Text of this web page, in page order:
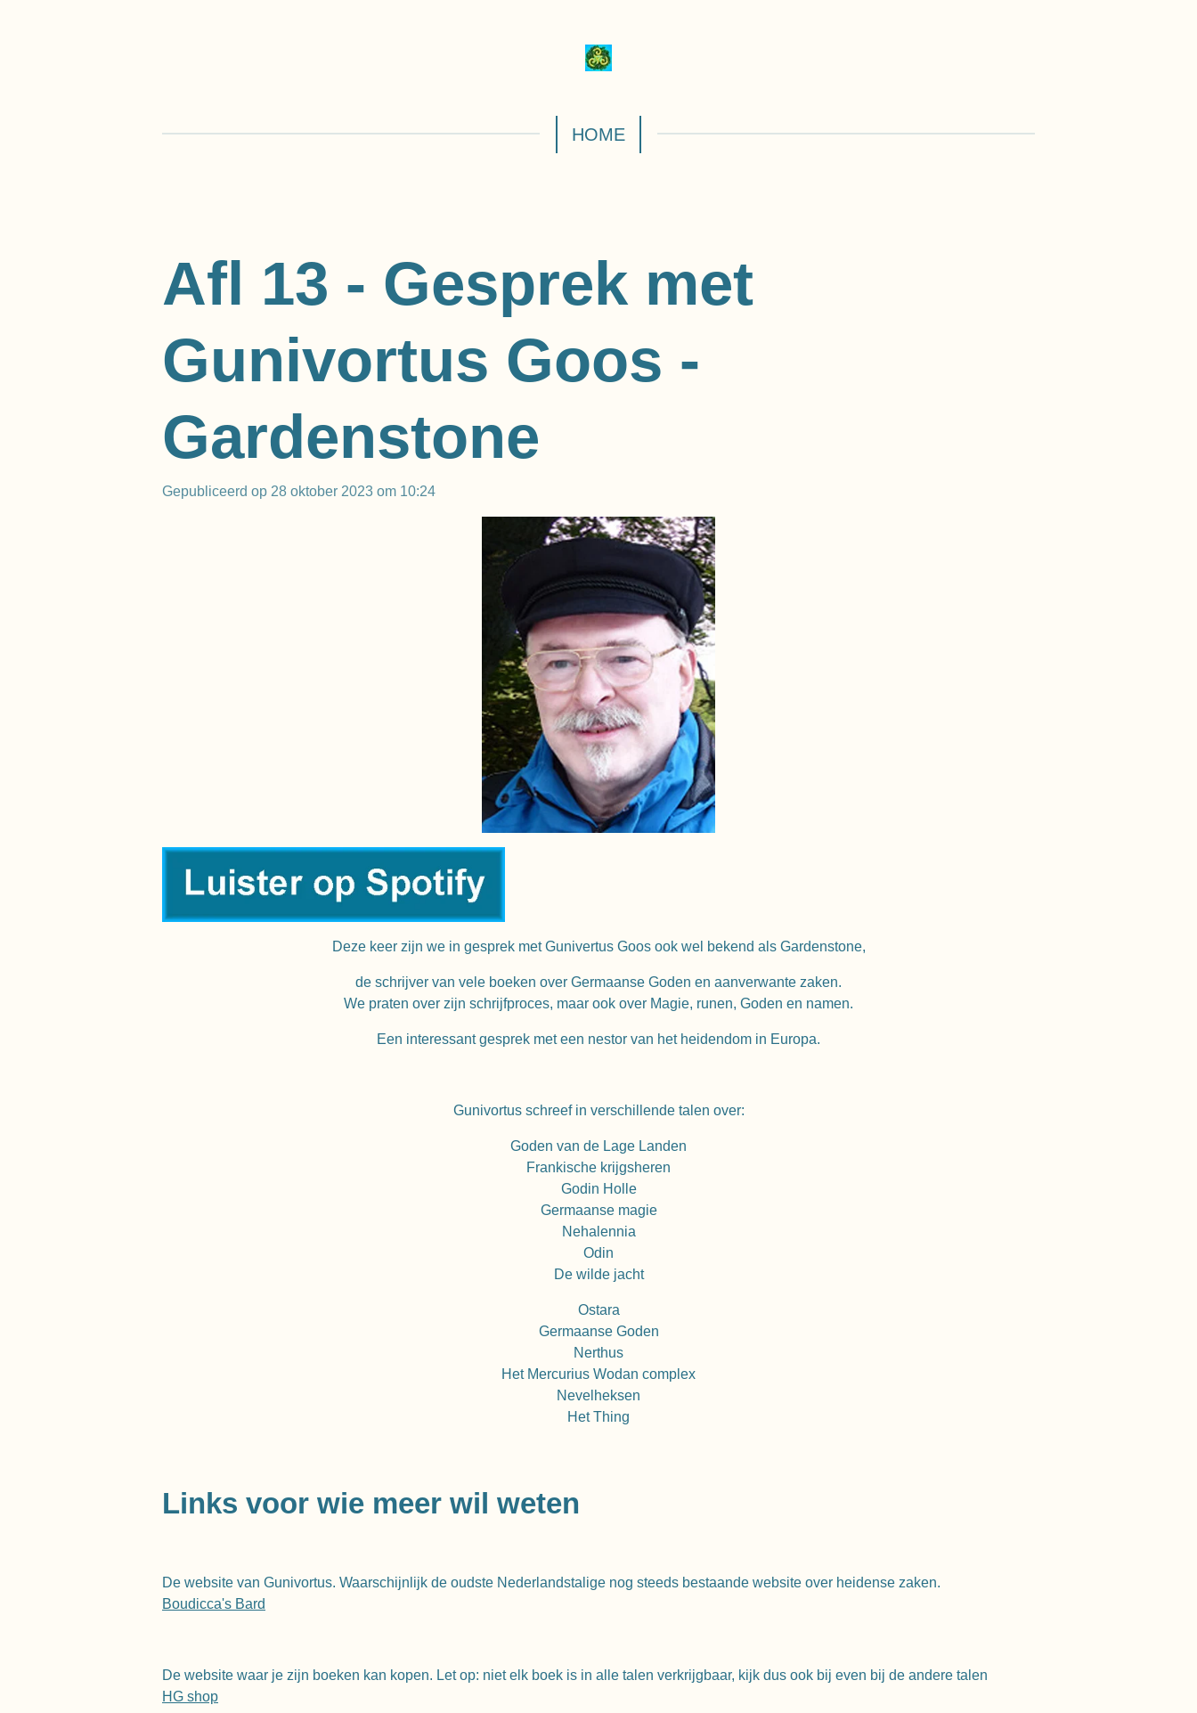
HOME
Afl 13 - Gesprek met
Gunivortus Goos -
Gardenstone
Gepubliceerd op 28 oktober 2023 om 10:24
Deze keer zijn we in gesprek met Gunivertus Goos ook wel bekend als Gardenstone,
de schrijver van vele boeken over Germaanse Goden en aanverwante zaken.
We praten over zijn schrijfproces, maar ook over Magie, runen, Goden en namen.
Een interessant gesprek met een nestor van het heidendom in Europa.
Gunivortus schreef in verschillende talen over:
Goden van de Lage Landen
Frankische krijgsheren
Godin Holle
Germaanse magie
Nehalennia
Odin
De wilde jacht
Ostara
Germaanse Goden
Nerthus
Het Mercurius Wodan complex
Nevelheksen
Het Thing
Links voor wie meer wil weten
De website van Gunivortus. Waarschijnlijk de oudste Nederlandstalige nog steeds bestaande website over heidense zaken.
Boudicca's Bard
De website waar je zijn boeken kan kopen. Let op: niet elk boek is in alle talen verkrijgbaar, kijk dus ook bij even bij de andere talen
HG shop